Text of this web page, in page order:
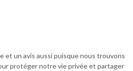
et un avis aussi puisque nous trouvons
protéger notre vie privée et partager